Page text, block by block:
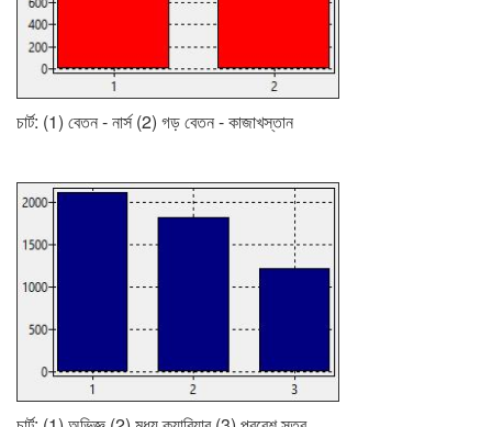
চার্ট: (1) বেতন - নার্স (2) গড় বেতন - কাজাখস্তান